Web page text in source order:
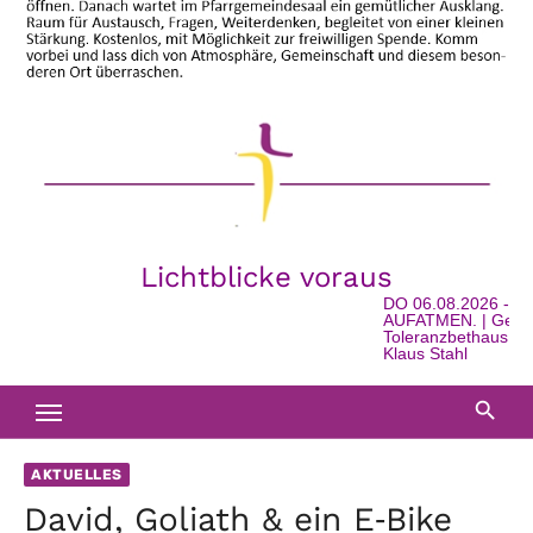
Lichtblicke voraus
DO 06.08.2026 -
AUFATMEN. |
Toleranzbethaus in
Klaus Stahl
AKTUELLES
David, Goliath & ein E‑Bike